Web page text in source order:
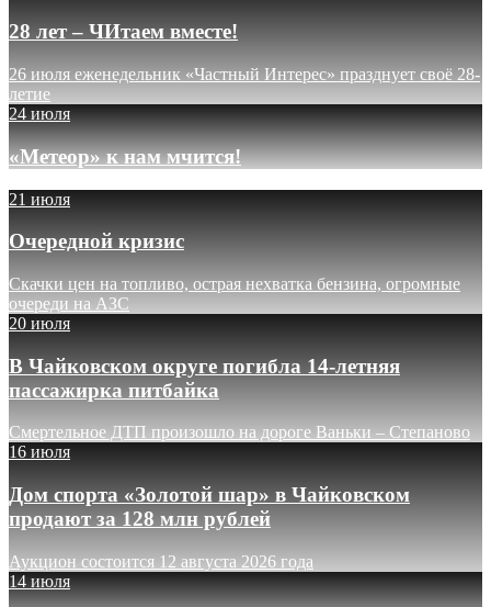
28 лет – ЧИтаем вместе!
26 июля еженедельник «Частный Интерес» празднует своё 28-
летие
24 июля
«Метеор» к нам мчится!
21 июля
Очередной кризис
Скачки цен на топливо, острая нехватка бензина, огромные
очереди на АЗС
20 июля
В Чайковском округе погибла 14-летняя
пассажирка питбайка
Смертельное ДТП произошло на дороге Ваньки – Степаново
16 июля
Дом спорта «Золотой шар» в Чайковском
продают за 128 млн рублей
Аукцион состоится 12 августа 2026 года
14 июля